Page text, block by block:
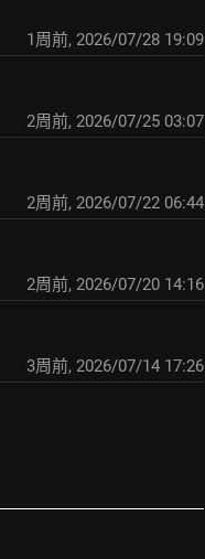
1周前, 2026/07/28 19:09
2周前, 2026/07/25 03:07
2周前, 2026/07/22 06:44
2周前, 2026/07/20 14:16
3周前, 2026/07/14 17:26